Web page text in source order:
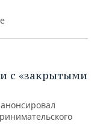
с «закрытыми